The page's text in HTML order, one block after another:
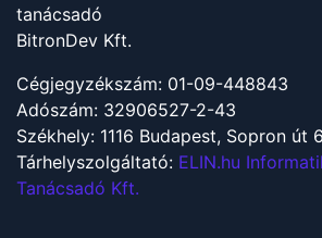
tanácsadó
BitronDev Kft.
Cégjegyzékszám: 01-09-448843
Adószám: 32906527-2-43
Székhely: 1116 Budapest, Sopron út
Tárhelyszolgáltató: ELIN.hu
Tanácsadó Kft.